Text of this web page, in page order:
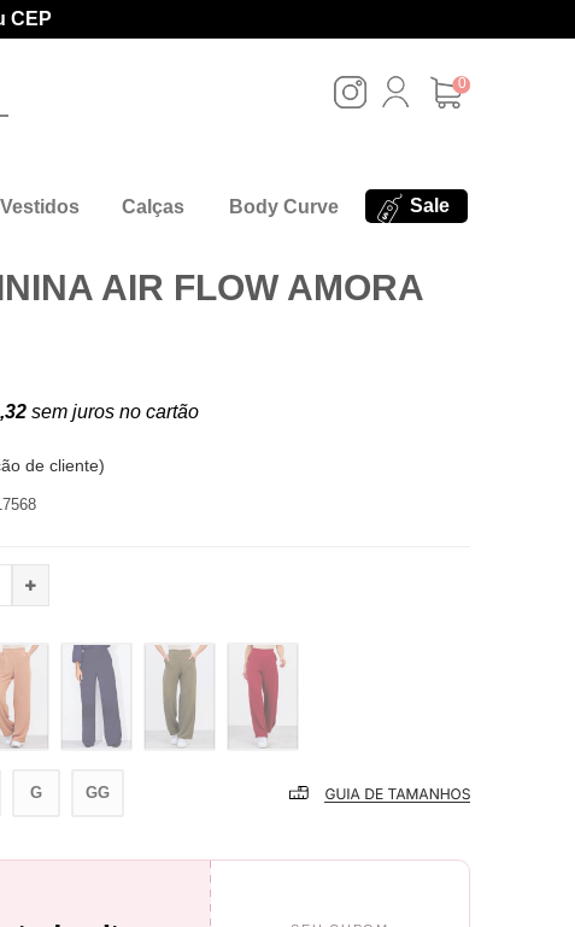
CEP
0
Vestidos Calças Body Curve Sale
AIR FLOW AMORA
sem juros no cartão
de cliente)
G GG